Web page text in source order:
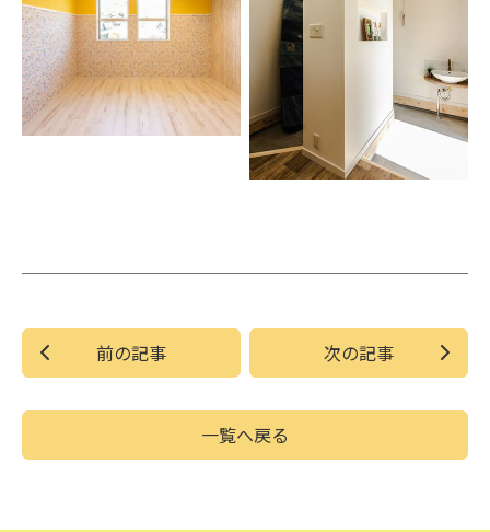
前の記事
一覧へ戻る
次の記事